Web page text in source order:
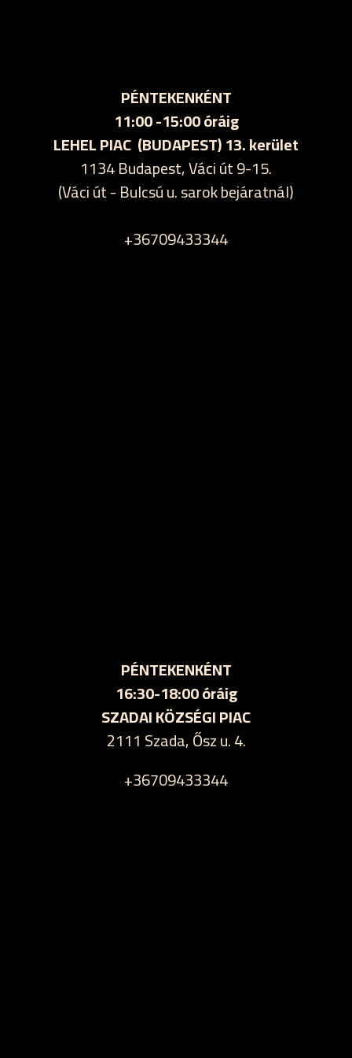
PÉNTEKENKÉNT
11:00 -15:00 óráig
LEHEL PIAC (BUDAPEST) 13. kerület
1134 Budapest, Váci út 9-15.
(Váci út - Bulcsú u. sarok bejáratnál)
+36709433344
PÉNTEKENKÉNT
16:30-18:00 óráig
SZADAI KÖZSÉGI PIAC
2111 Szada, Ősz u. 4.
+36709433344